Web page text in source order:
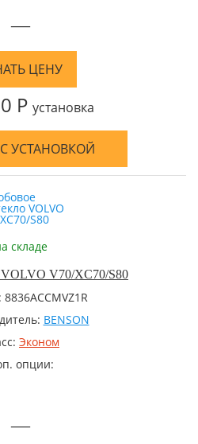
—
ЦЕНУ
Р установка
УСТАНОВКОЙ
складе
VOLVO V70/XC70/S80
BENSON
Эконом
опции:
—